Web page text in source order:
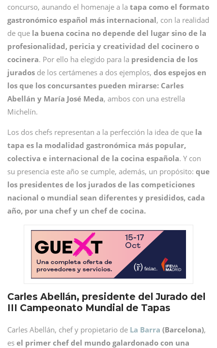
concurso, aunando el homenaje a la tapa como el formato
gastronómico español más internacional, con la realidad
de que la buena cocina no depende del lugar sino de la
profesionalidad, pericia y creatividad del cocinero o
cocinera. Por ello ha elegido para la presidencia de los
jurados de los certámenes a dos ejemplos, dos espejos en
los que los concursantes pueden mirarse: Carles
Abellán y María José Meda, ambos con una estrella
Michelín.
Los dos chefs representan a la perfección la idea de que la
tapa es la modalidad gastronómica más popular,
colectiva e internacional de la cocina española. Y con
su presencia este año se cumple, además, un propósito: que
los presidentes de los jurados de las competiciones
nacional o mundial sean diferentes y presididos, cada
año, por una chef y un chef de cocina.
Carles Abellán, presidente del Jurado del
III Campeonato Mundial de Tapas
Carles Abellán, chef y propietario de La Barra (Barcelona),
es el primer chef del mundo galardonado con una